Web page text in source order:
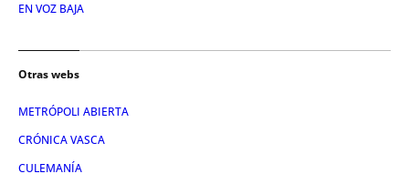
EN VOZ BAJA
Otras webs
METRÓPOLI ABIERTA
CRÓNICA VASCA
CULEMANÍA